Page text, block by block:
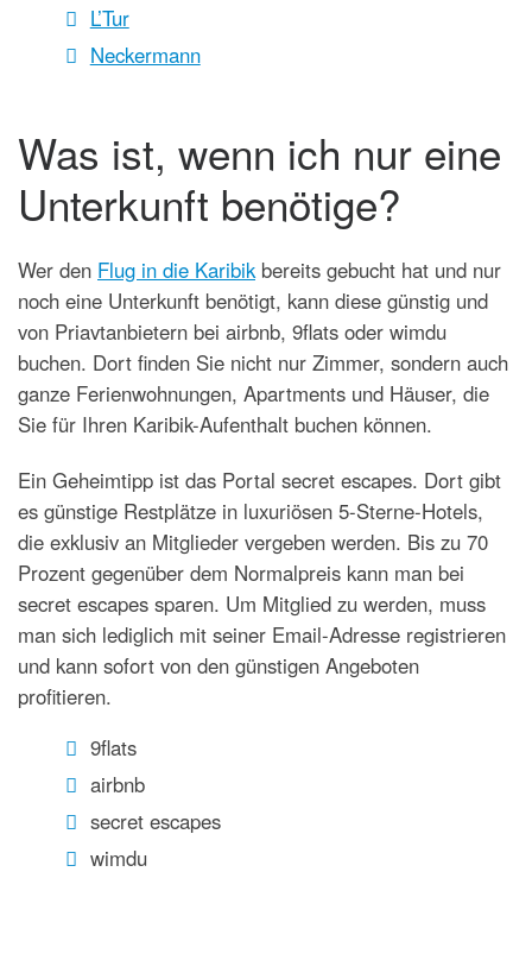
L’Tur
Neckermann
Was ist, wenn ich nur eine
Unterkunft benötige?
Wer den Flug in die Karibikbereits gebucht hat und nur
noch eine Unterkunft benötigt, kann diese günstig und
von Priavtanbietern bei airbnb, 9flats oder wimdu
buchen. Dort finden Sie nicht nur Zimmer, sondern auch
ganze Ferienwohnungen, Apartments und Häuser, die
Sie für Ihren Karibik-Aufenthalt buchen können.
Ein Geheimtipp ist das Portal secret escapes. Dort gibt
es günstige Restplätze in luxuriösen 5-Sterne-Hotels,
die exklusiv an Mitglieder vergeben werden. Bis zu 70
Prozent gegenüber dem Normalpreis kann man bei
secret escapes sparen. Um Mitglied zu werden, muss
man sich lediglich mit seiner Email-Adresse registrieren
und kann sofort von den günstigen Angeboten
profitieren.
9flats
airbnb
secret escapes
wimdu